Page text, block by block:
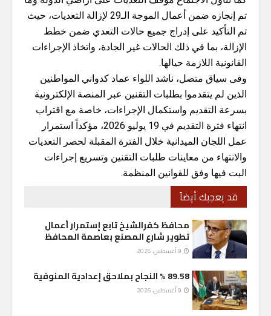
تم إنجازه ضمن أعمال الموجة الـ29 لإزالة التعديات، حيث
تم التأكيد على إدراج جميع حالات التعدي ضمن خطط
الإزالة، بما في ذلك الحالات غير الجادة، واتخاذ الإجراءات
القانونية اللازمة حيالها.
وفى سياق متصل، ناشد اللواء عماد كدواني المواطنين
الذين لم يتقدموا بطلبات التقنين عبر المنصة الإلكترونية
بسرعة التقديم واستكمال الإجراءات، خاصة مع اقتراب
انتهاء فترة التقديم في 19 يوليو 2026، مؤكداً استمرار
عمل اللجان الميدانية خلال الفترة المقبلة لحصر التعديات
والانتهاء من معاينات طلبات التقنين وتسريع إجراءات
البت فيها وفق للقوانين المنظمة.
قد يعجبك أيضاً
محافظ كفرالشيخ تابع إستمرار أعمال
تطوير شارع المصنع بعاصمة المحافظ
89.58 % النجاح بملاحق إعدادية المنوفية